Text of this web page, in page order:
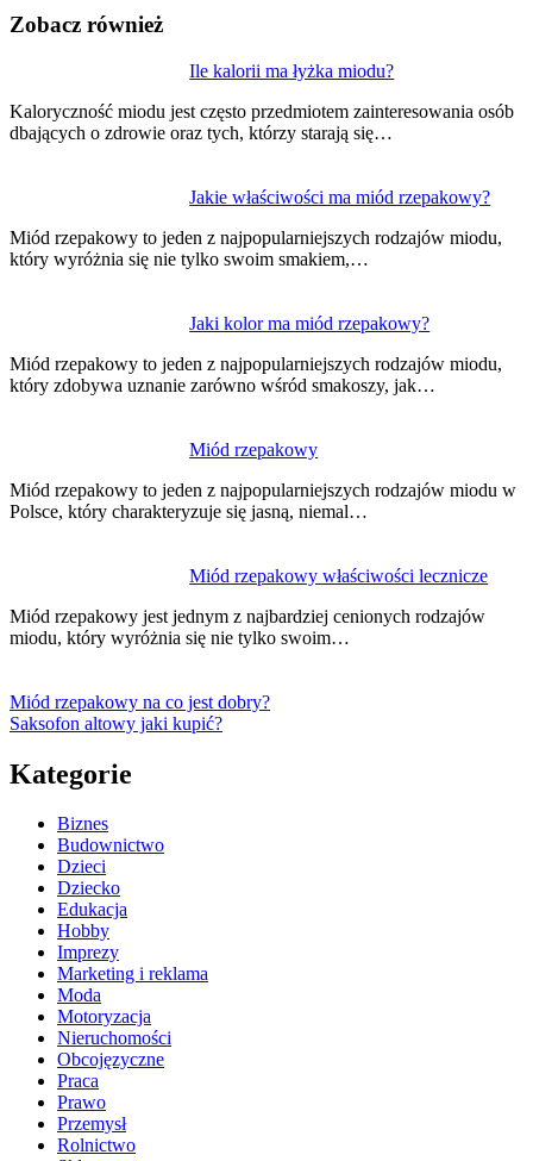
Zobacz również
Ile kalorii ma łyżka miodu?
Kaloryczność miodu jest często przedmiotem zainteresowania osób
dbających o zdrowie oraz tych, którzy starają się…
Jakie właściwości ma miód rzepakowy?
Miód rzepakowy to jeden z najpopularniejszych rodzajów miodu,
który wyróżnia się nie tylko swoim smakiem,…
Jaki kolor ma miód rzepakowy?
Miód rzepakowy to jeden z najpopularniejszych rodzajów miodu,
który zdobywa uznanie zarówno wśród smakoszy, jak…
Miód rzepakowy
Miód rzepakowy to jeden z najpopularniejszych rodzajów miodu w
Polsce, który charakteryzuje się jasną, niemal…
Miód rzepakowy właściwości lecznicze
Miód rzepakowy jest jednym z najbardziej cenionych rodzajów
miodu, który wyróżnia się nie tylko swoim…
wpisu
Miód rzepakowy na co jest dobry?
Saksofon altowy jaki kupić?
Kategorie
Biznes
Budownictwo
Dzieci
Dziecko
Edukacja
Hobby
Imprezy
Marketing i reklama
Moda
Motoryzacja
Nieruchomości
Obcojęzyczne
Praca
Prawo
Przemysł
Rolnictwo